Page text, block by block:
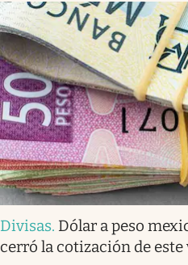
Divisas. Dólar a peso
cerró la cotización de este